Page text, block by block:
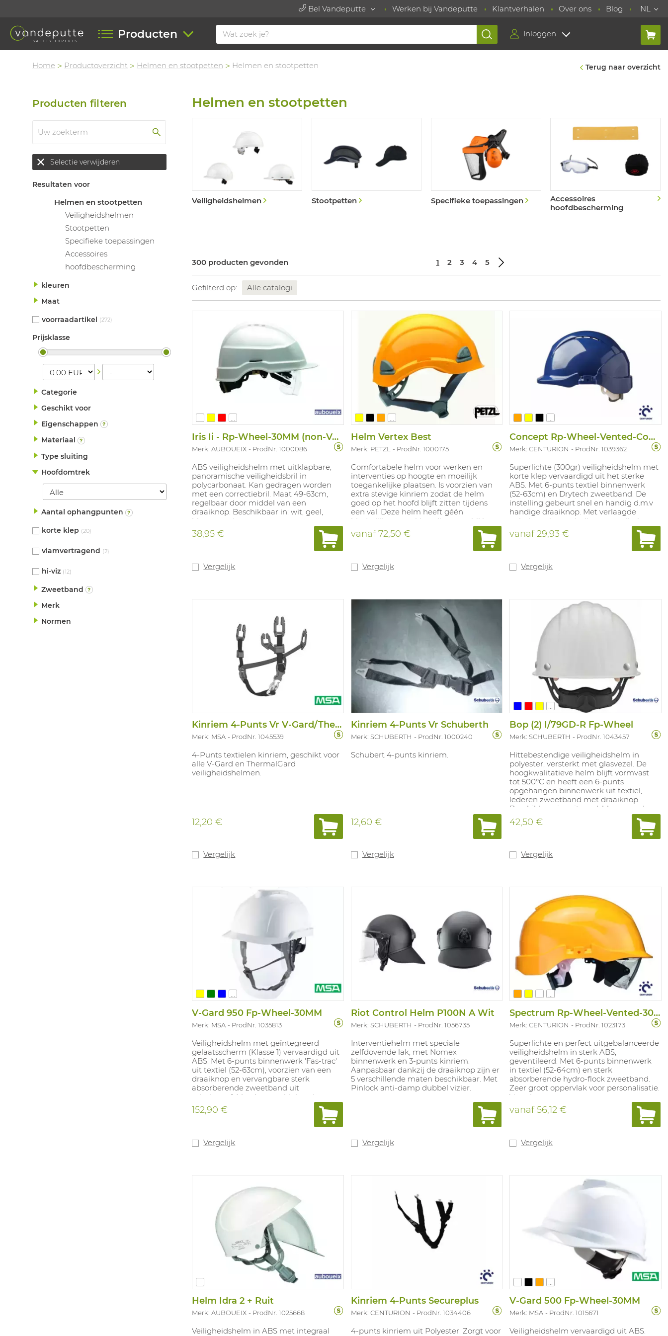
Bel Vandeputte Werken bij Vandeputte Klantverhalen Over ons Blog NL
Producten Inloggen
Home Productoverzicht Helmen en stootpetten Helmen en stootpetten Terug naar overzicht
Producten filteren
Selectie verwijderen
Resultaten voor
Helmen en stootpetten
Veiligheidshelmen
Stootpetten
Specifieke toepassingen
Accessoires
hoofdbescherming
kleuren
Maat
voorraadartikel (272)
Prijsklasse
Categorie
Geschikt voor
Eigenschappen
Materiaal
Type sluiting
Hoofdomtrek
Aantal ophangpunten
korte klep (20)
vlamvertragend (2)
hi-viz (12)
Zweetband
Merk
Normen
Helmen en stootpetten
Veiligheidshelmen Stootpetten Specifieke toepassingen
Accessoires
hoofdbescherming
300 producten gevonden 1 2 3 4 5
Gefilterd op: Alle catalogi
...
Iris Ii - Rp-Wheel-30MM (non-Vented)
Merk: AUBOUEIX ProdNr. 1000086
ABS veiligheidshelm met uitklapbare,
panoramische veiligheidsbril in
polycarbonaat. Kan gedragen worden
met een correctiebril. Maat 49-63cm,
regelbaar door middel van een
draaiknop. Beschikbaar in: wit, geel,
blauw, rood, groen.
38,95 €
Vergelijk
...
Helm Vertex Best
Merk: PETZL ProdNr. 1000175
Comfortabele helm voor werken en
interventies op hoogte en moeilijk
toegankelijke plaatsen. Is voorzien van
extra stevige kinriem zodat de helm
goed op het hoofd blijft zitten tijdens
een val. Deze helm heeft géén
hinderlijke zonneklep, die stoort bij het
klimmen opconstructies en het
manoeuvreren door kleine ruimtes.
polycarbonaat.Hoog energie opname
bevestigingsmogelijkheid voor
helmverlichting, gelaats- en
gehoorbescherming. Volledig
verstelbaar met één draaiwiel.
Levensduur: 10 jaar vanaf
productiedatum. Universelemaat 53 tot
63cm omvang. Gewicht: 465 gram.
Geschikt voor contractorsen
installatiebedrijven. In
overeenstemming met: EN 397 -30°C,
LD, MM / EN 50365 / EN 12492
vanaf72,50 €
Vergelijk
...
Concept Rp-Wheel-Vented-Combi
Merk: CENTURION ProdNr. 1039362
Superlichte (300gr) veiligheidshelm met
korte klep vervaardigd uit het sterke
ABS. Met 6-punts textiel binnenwerk
(52-63cm) en Drytech zweetband. De
instelling gebeurt snel en handig d.m.v
handige draaiknop. Met verlaagde
nekuitvoering en indirecte ventilatie om
de verluchting af te kunnen sluiten. Met
handig oppervlak voor personalisatie.
Kleuren: wit, geel, oranje, rood, blauw,
vanaf29,93 €
Vergelijk
Kinriem 4-Punts Vr V-Gard/Thermalgard
Merk: MSA ProdNr. 1045539
4-Punts textielen kinriem, geschikt voor
alle V-Gard en ThermalGard
veiligheidshelmen.
12,20 €
Vergelijk
Kinriem 4-Punts Vr Schuberth
Merk: SCHUBERTH ProdNr. 1000240
Schubert 4-punts kinriem.
12,60 €
Vergelijk
Bop (2) I/79GD-R Fp-Wheel
Merk: SCHUBERTH ProdNr. 1043457
Hittebestendige veiligheidshelm in
polyester, versterkt met glasvezel. De
hoogkwalitatieve helm blijft vormvast
tot 500°C en heeft een 6-punts
opgehangen binnenwerk uit textiel,
lederen zweetband met draaiknop.
Beschikbaar in: wit, geel, blauw, rood,
groen, oranje.
42,50 €
Vergelijk
...
V-Gard 950 Fp-Wheel-30MM
Merk: MSA ProdNr. 1035813
Veiligheidshelm met geïntegreerd
gelaatsscherm (Klasse 1) vervaardigd uit
ABS. Met 6-punts binnenwerk 'Fas-trac'
uit textiel (52-63cm), voorzien van een
draaiknop en vervangbare sterk
absorberende zweetband uit
schuimstof. Met 4-punts kinband en
Europees 30 mm slot voor opbouw van
gehoorbescherming. Kleuren: wit, geel,
152,90 €
Vergelijk
Riot Control Helm P100N A Wit
Merk: SCHUBERTH ProdNr. 1056735
Interventiehelm met speciale
zelfdovende lak, met Nomex
binnenwerk en 3-punts kinriem.
Aanpasbaar dankzij de draaiknop zijn er
5 verschillende maten beschikbaar. Met
Pinlock anti-damp dubbel vizier.
Vergelijk
...
Spectrum Rp-Wheel-Vented-30MM/Combi
Merk: CENTURION ProdNr. 1023173
Superlichte en perfect uitgebalanceerde
veiligheidshelm in sterk ABS,
geventileerd. Met 6-punts binnenwerk
in textiel (52-64cm) en sterk
absorberende hydro-flock zweetband.
Zeer groot oppervlak voor personalisatie.
Voorzien van een regengoot met een
uniek afwateri ngssysteem. Met
Europees 30mm slot voor opbouw van
gehoor en gelaatsbescherming. Met
voor het dragen met correctiebril. Deze
bevindt zich ter hoogte van de bril in de
zwarte kunsstof. Toebehoren:
badgehouder, lamphouder,
vanaf56,12 €
Vergelijk
Helm Idra 2 + Ruit
Merk: AUBOUEIX ProdNr. 1025668
Veiligheidshelm in ABS met integraal
Kinriem 4-Punts Secureplus
Merk: CENTURION ProdNr. 1034406
4-punts kinriem uit Polyester. Zorgt voor
V-Gard 500 Fp-Wheel-30MM
Merk: MSA ProdNr. 1015671
Veiligheidshelm vervaardigd uit ABS.